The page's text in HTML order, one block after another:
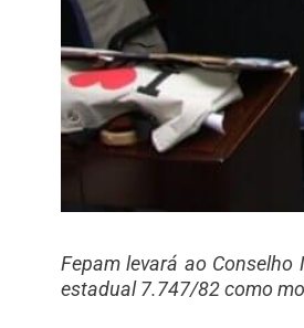
Fepam levará ao
estadual 7.747/82 como